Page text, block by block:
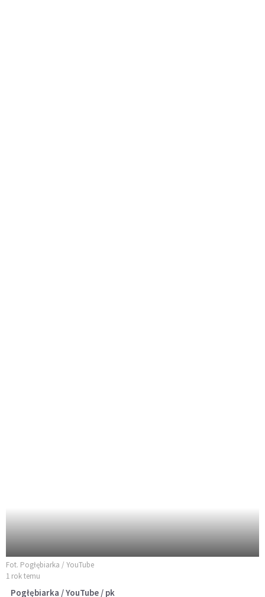
Fot. Pogłębiarka / YouTube
1 rok temu
Pogłębiarka / YouTube / pk